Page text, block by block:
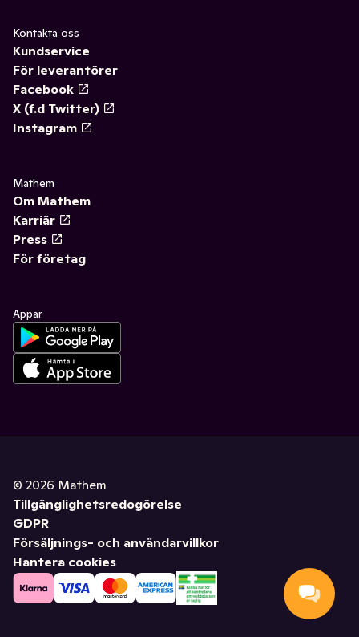
Kontakta oss
Kundservice
För leverantörer
Facebook
X (f.d Twitter)
Instagram
Mathem
Om Mathem
Karriär
Press
För företag
Appar
© 2026 Mathem
Tillgänglighetsredogörelse
GDPR
Försäljnings- och användarvillkor
Hantera cookies